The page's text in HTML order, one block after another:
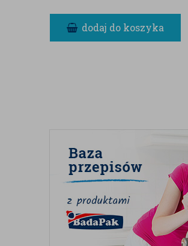
dodaj do koszyka